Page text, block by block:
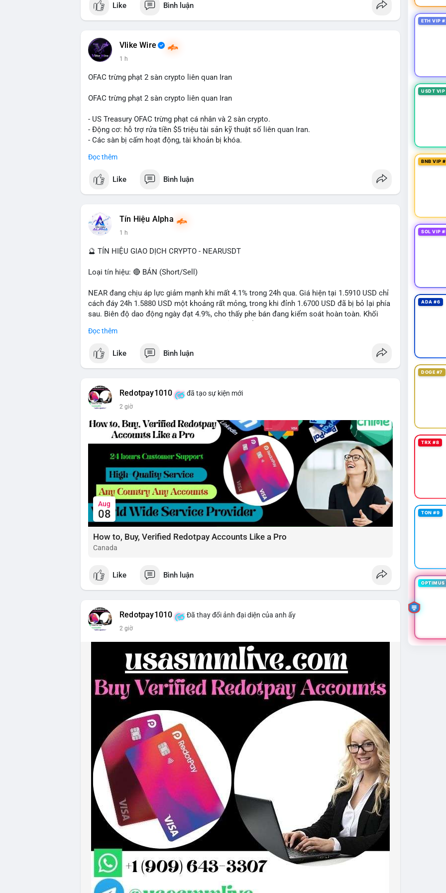
Like Bình luận
Vlike Wire
1 h
OFAC trừng phạt 2 sàn crypto liên quan Iran
OFAC trừng phạt 2 sàn crypto liên quan Iran
- US Treasury OFAC trừng phạt cá nhân và 2 sàn crypto.
- Động cơ: hỗ trợ rửa tiền $5 triệu tài sản kỹ thuật số liên quan Iran.
- Các sàn bị cấm hoạt động, tài khoản bị khóa.
$btc $eth
#vlikevn #titanbot
📰 Nguồn: Cointelegraph
Đọc thêm
Like Bình luận
Tín Hiệu Alpha
1 h
🔮 TÍN HIỆU GIAO DỊCH CRYPTO - NEARUSDT
Loại tín hiệu: 🔴 BÁN (Short/Sell)
NEAR đang chịu áp lực giảm mạnh khi mất 4.1% trong 24h qua. Giá hiện tại 1.5910 USD chỉ
cách đáy 24h 1.5880 USD một khoảng rất mỏng, trong khi đỉnh 1.6700 USD đã bị bỏ lại phía
sau. Biên độ dao động ngày đạt 4.9%, cho thấy phe bán đang kiểm soát hoàn toàn. Khối
đang tiếp diễn.
Khuyến nghị giao dịch:
- Vùng Entry: 1.5910 - 1.5980
- Cắt lỗ (Stop Loss - SL): 1.6100
Quản trị vốn chặt chẽ, chỉ vào lệnh với rủi ro tối đa 1-2% tài khoản cho mỗi vị thế.
#shortnear #near1.59#bearishnear #selllimit #vlikenear
Đọc thêm
Like Bình luận
Redotpay1010 đã tạo sự kiện mới
2 giờ
Aug
08
How to, Buy, Verified Redotpay Accounts Like a Pro
Canada
Like Bình luận
Redotpay1010 Đã thay đổi ảnh đại diện của anh ấy
2 giờ
ETH VIP
USDT
BNB VIP
SOL VIP
ADA #6
DOGE #7
TRX #8
TON #9
OPTIMUS